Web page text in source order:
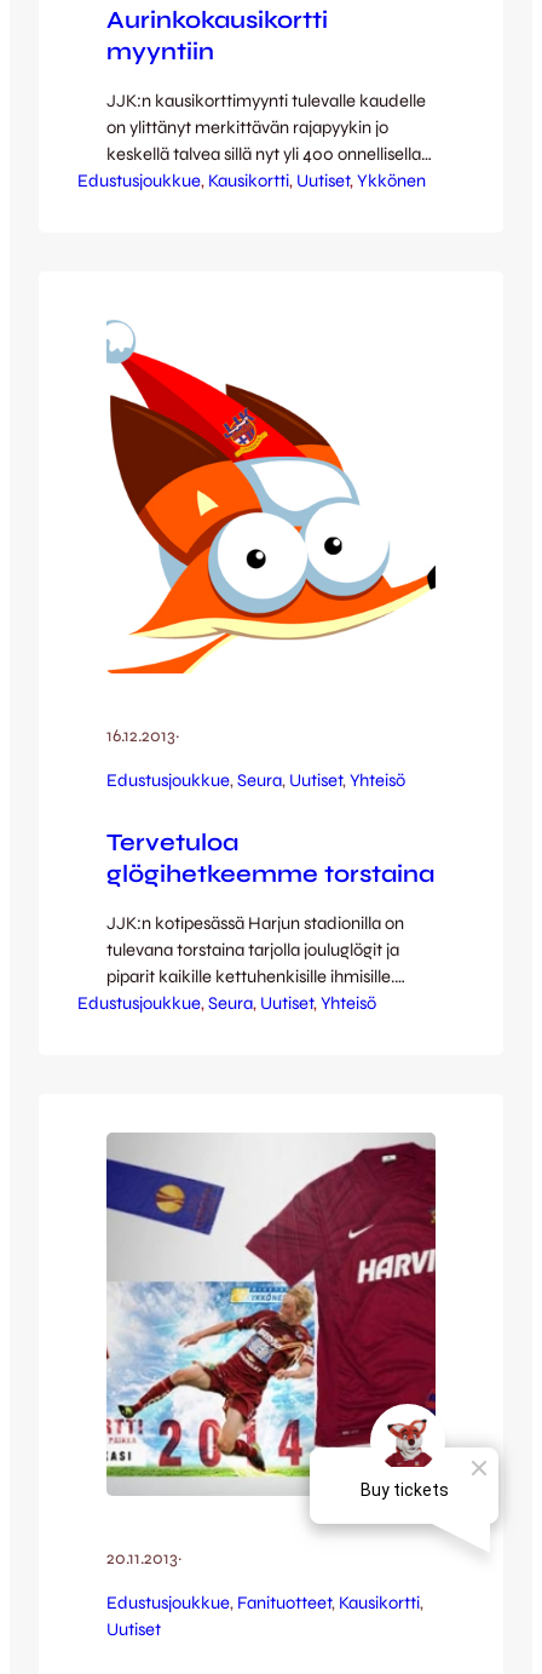
Aurinkokausikortti
myyntiin
JJK:n kausikorttimyynti tulevalle kaudelle
on ylittänyt merkittävän rajapyykin jo
keskellä talvea sillä nyt yli 400 onnellisella
ihmisellä on JJK:n kausikortti. Iso kiitos
pääset sisään jokaiseen Ykkösen
kotiotteluun ja istumapaikkojen riittäessä
istumaan pääkatsomoa…
Edustusjoukkue, Kausikortti, Uutiset, Ykkönen
16.12.2013·
Edustusjoukkue, Seura, Uutiset, Yhteisö
Tervetuloa
glögihetkeemme torstaina
JJK:n kotipesässä Harjun stadionilla on
tulevana torstaina tarjolla jouluglögit ja
piparit kaikille kettuhenkisille ihmisille.
Pannu on kuumana ja piparia tarjolla klo
fanituotteista. Tervetuloa!
Edustusjoukkue, Seura, Uutiset, Yhteisö
20.11.2013·
Edustusjoukkue, Fanituotteet, Kausikortti
Uutiset